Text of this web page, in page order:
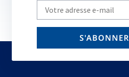
Write
your
email
S'ABONNER